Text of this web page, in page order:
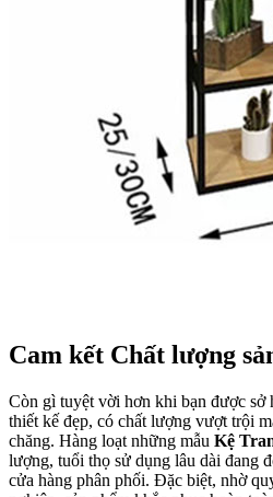
Cam kết Chất lượng
Còn gì tuyệt vời hơn khi bạn được sở
thiết kế đẹp, có chất lượng vượt trội
chăng. Hàng loạt những mẫu Kệ
lượng, tuổi thọ sử dụng lâu dài đang
cửa hàng phân phối. Đặc biệt, nhờ